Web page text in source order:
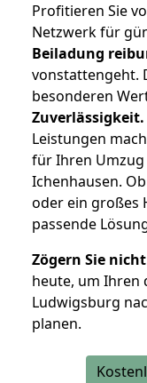
Profitieren Sie
Netzwerk für
Beiladung
vonstattengeht.
besonderen
Zuverlässigkeit.
Leistungen
für Ihren
Ichenhausen.
oder ein großes
passende
Zögern Sie nicht
heute, um Ihren
Ludwigsburg
planen.